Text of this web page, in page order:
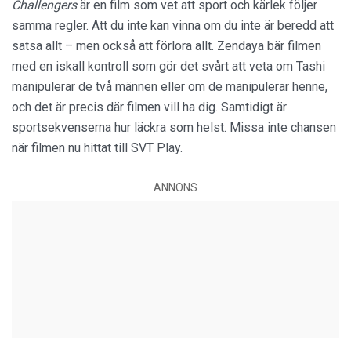
Challengersär en film som vet att sport och kärlek följer
samma regler. Att du inte kan vinna om du inte är beredd att
satsa allt – men också att förlora allt. Zendaya bär filmen
med en iskall kontroll som gör det svårt att veta om Tashi
manipulerar de två männen eller om de manipulerar henne,
och det är precis där filmen vill ha dig. Samtidigt är
sportsekvenserna hur läckra som helst. Missa inte chansen
när filmen nu hittat till SVT Play.
ANNONS